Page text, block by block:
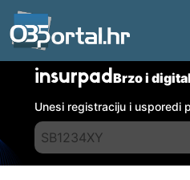
insurpadBrzo i
Unesi registraciju i usporedi